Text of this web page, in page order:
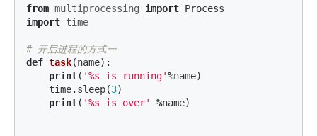
from multiprocessing import Process
import time
def task(name):
print( '%s is running'%name)
time. sleep(3)
print( '%s is over' %name)